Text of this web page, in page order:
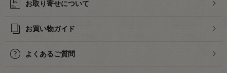
お取り寄せについて
お買い物ガイド
よくあるご質問